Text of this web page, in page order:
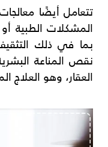
تتعامل أيضًا
المشكلات الطبية
بما في ذلك
نقص المناعة
العقار، وهو العلاج